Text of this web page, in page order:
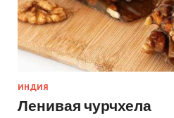
ИНДИЯ
Ленивая чурчхела